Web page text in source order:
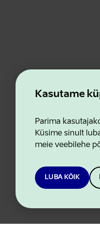
Kasutame
Parima
Küsime sinult
meie veebilehe
LUBA KÕIK